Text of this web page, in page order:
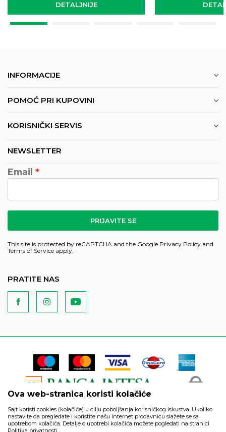
DETALJNIJE
INFORMACIJE
POMOĆ PRI KUPOVINI
KORISNIČKI SERVIS
NEWSLETTER
Email
PRIJAVITE SE
This site is protected by reCAPTCHA and the Google Privacy Policy and
Terms of Service apply.
PRATITE NAS
Ova web-stranica koristi kolačiće
Sajt koristi cookies (kolačiće) u cilju poboljšanja korisničkog iskustva. Ukoliko
nastavite da pregledate i koristite našu Internet prodavnicu slažete se sa
upotrebom kolačića. Detalje o upotrebi kolačića možete pogledati na stranici
Politika privatnosti.